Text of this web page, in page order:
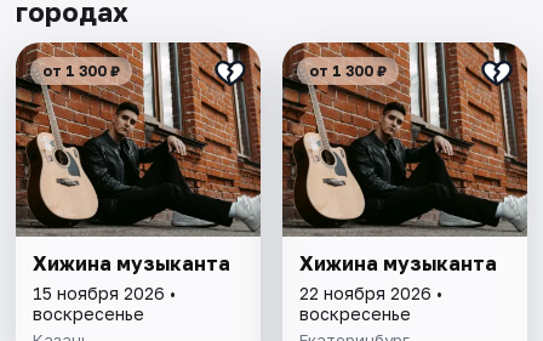
городах
от 1 300 ₽
Хижина музыканта
15 ноября 2026 •
воскресенье
от 1 300 ₽
Хижина музыканта
22 ноября 2026 •
воскресенье